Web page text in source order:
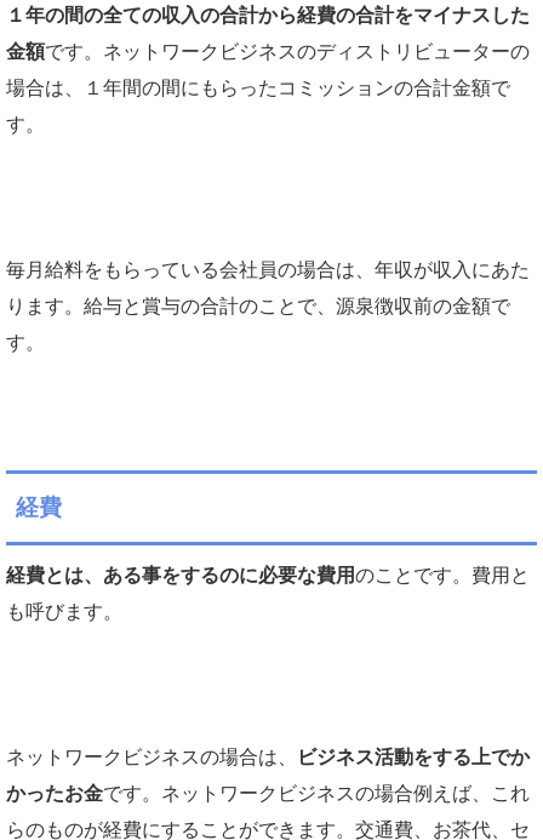
１年の間の全ての収入の合計から経費の合計をマイナスした
金額です。ネットワークビジネスのディストリビューターの
場合は、１年間の間にもらったコミッションの合計金額で
す。
毎月給料をもらっている会社員の場合は、年収が収入にあた
ります。給与と賞与の合計のことで、源泉徴収前の金額で
す。
経費
経費とは、ある事をするのに必要な費用のことです。費用と
も呼びます。
ネットワークビジネスの場合は、
ビジネス活動をする上でか
かったお金です。ネットワークビジネスの場合例えば、これ
らのものが経費にすることができます。交通費、お茶代、セ